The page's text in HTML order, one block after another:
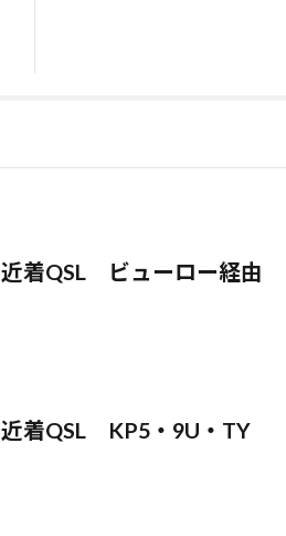
近着QSL ビューロー経由
近着QSL KP5・9U・TY